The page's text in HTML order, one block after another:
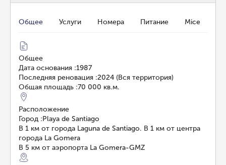
Общее Услуги Номера Питание Mice
Общее
Дата основания :1987
Последняя реновация :2024 (Вся территория)
Общая площадь :70 000 кв.м.
Расположение
Город :Playa de Santiago
В 1 км от города Laguna de Santiago. В 1 км от центра
города La Gomera
В 5 км от аэропорта La Gomera-GMZ